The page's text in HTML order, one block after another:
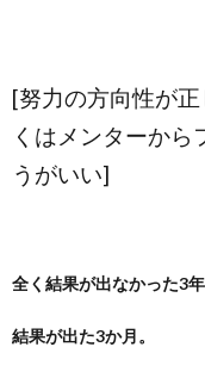
[努力の方向性が
くはメンターから
うがいい]
全く結果が出なかった3年
結果が出た3か月。